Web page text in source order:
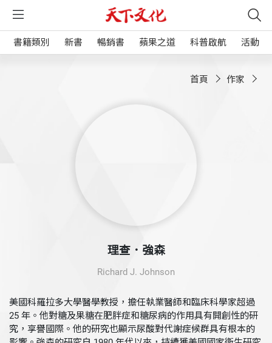
書籍類別 新書 暢銷書 蘋果之道 科普啟航 活動
首頁 作家
理查．強森
Richard J. Johnson
美國科羅拉多大學醫學教授，擔任執業醫師和臨床科學家超過
25 年。他對糖及果糖在肥胖症和糖尿病的作用具有開創性的研
究，享譽國際。他的研究也顯示尿酸對代謝症候群具有根本的